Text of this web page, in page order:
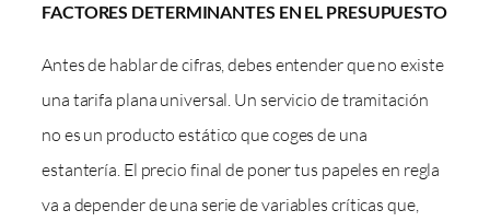
FACTORES DETERMINANTES EN EL PRESUPUESTO
Antes de hablar de cifras, debes entender que no existe
una tarifa plana universal. Un servicio de tramitación
no es un producto estático que coges de una
estantería. El precio final de poner tus papeles en regla
va a depender de una serie de variables críticas que,